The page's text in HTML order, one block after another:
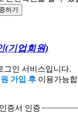
하기
(기업회원)
그인 서비스입니다.
가입 후 이용가능
증서 인증